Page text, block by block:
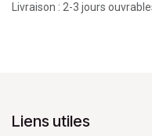
Livraison : 2-3 jours
Liens utiles